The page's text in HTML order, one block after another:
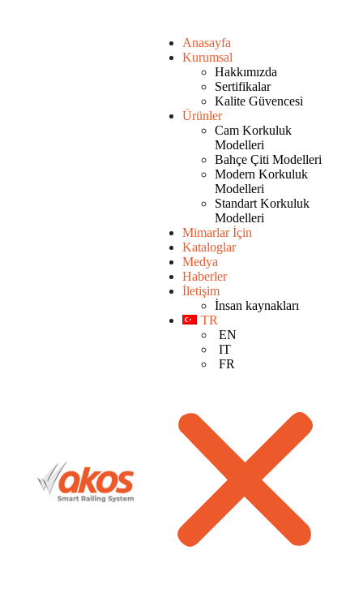
Anasayfa
Kurumsal
Hakkımızda
Sertifikalar
Kalite Güvencesi
Ürünler
Cam Korkuluk
Modelleri
Bahçe Çiti Modelleri
Modern Korkuluk
Modelleri
Standart Korkuluk
Modelleri
Mimarlar İçin
Kataloglar
Medya
Haberler
İletişim
İnsan kaynakları
TR
EN
IT
FR